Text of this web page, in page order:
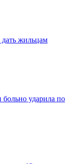
дать жильцам
ударила по